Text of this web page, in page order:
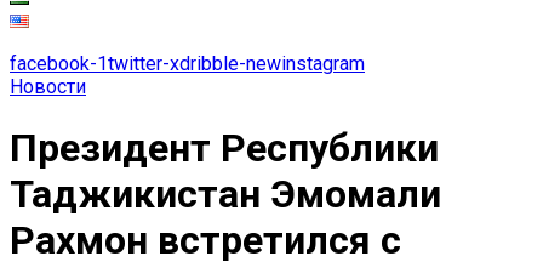
facebook-1twitter-xdribble-newinstagram
Новости
Президент Республики
Таджикистан Эмомали
Рахмон встретился с